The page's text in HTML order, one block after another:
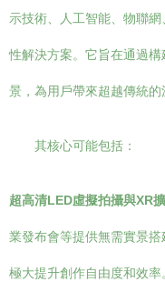
示技術、人工智能、物聯
性解決方案。它旨在通過
景，為用戶帶來超越傳統的
其核心可能包括：
超高清LED虛擬拍攝與XR
業發布會等提供無需實景搭
極大提升創作自由度和效率